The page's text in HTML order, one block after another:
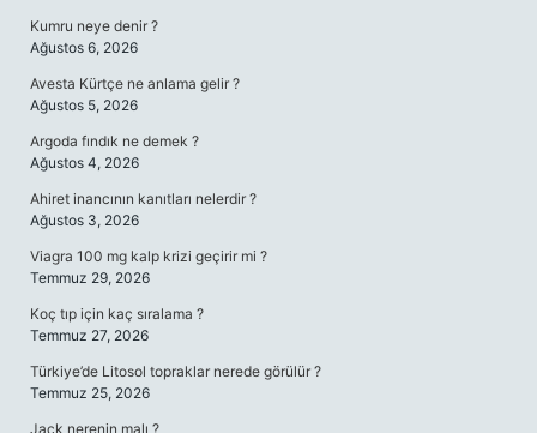
Kumru neye denir ?
Ağustos 6, 2026
Avesta Kürtçe ne anlama gelir ?
Ağustos 5, 2026
Argoda fındık ne demek ?
Ağustos 4, 2026
Ahiret inancının kanıtları nelerdir ?
Ağustos 3, 2026
Viagra 100 mg kalp krizi geçirir mi ?
Temmuz 29, 2026
Koç tıp için kaç sıralama ?
Temmuz 27, 2026
Türkiye’de Litosol topraklar nerede görülür ?
Temmuz 25, 2026
Jack nerenin malı ?